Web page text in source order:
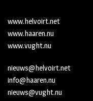
www.helvoirt.net
www.haaren.nu
www.vught.nu
nieuws@helvoirt.net
info@haaren.nu
nieuws@vught.nu